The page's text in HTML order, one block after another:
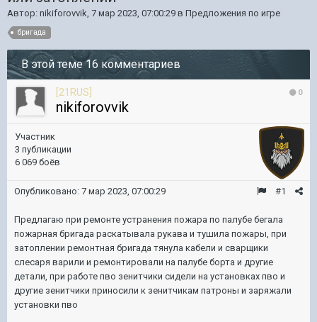
Автор: nikiforovvik, 7 мар 2023, 07:00:29 в Предложения по игре
бригада
В этой теме 16 комментариев
0
[21RUS]
nikiforovvik
Участник
3 публикации
6 069 боёв
#1
Опубликовано: 7 мар 2023, 07:00:29
Предлагаю при ремонте устранения пожара по палубе бегала
пожарная бригада раскатывала рукава и тушила пожары, при
затоплении ремонтная бригада тянула кабели и сварщики
слесаря варили и ремонтировали на палубе борта и другие
детали, при работе пво зенитчики сидели на установках пво и
другие зенитчики приносили к зенитчикам патроны и заряжали
установки пво